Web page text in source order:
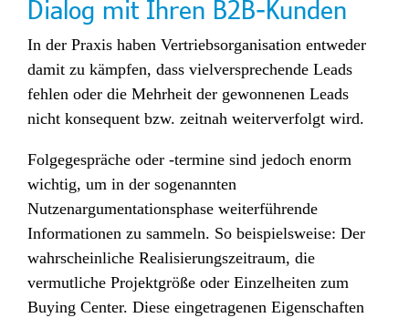
Dialog mit Ihren B2B-Kunden
In der Praxis haben Vertriebsorganisation entweder
damit zu kämpfen, dass vielversprechende Leads
fehlen oder die Mehrheit der gewonnenen Leads
nicht konsequent bzw. zeitnah weiterverfolgt wird.
Folgegespräche oder -termine sind jedoch enorm
wichtig, um in der sogenannten
Nutzenargumentationsphase weiterführende
Informationen zu sammeln. So beispielsweise: Der
wahrscheinliche Realisierungszeitraum, die
vermutliche Projektgröße oder Einzelheiten zum
Buying Center. Diese eingetragenen Eigenschaften